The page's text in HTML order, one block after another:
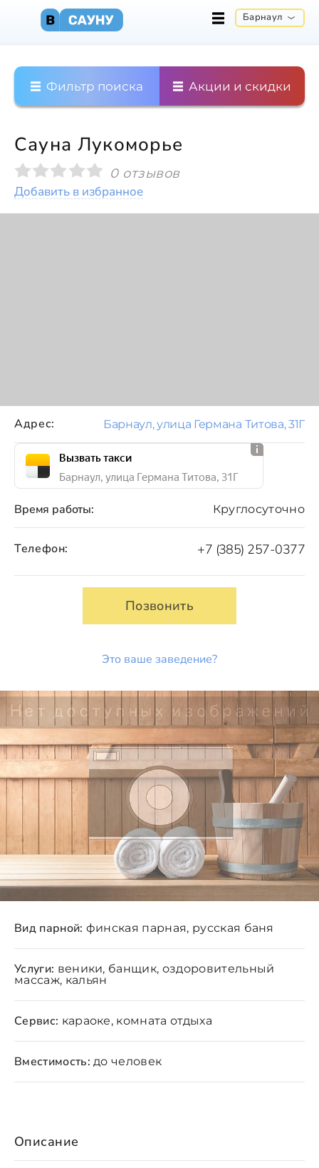
Барнаул
Фильтр поиска Акции и скидки
Сауна Лукоморье
0 отзывов
Добавить в избранное
Время работы: Круглосуточно
Телефон: +7 (385) 257-0377
Позвонить
Это ваше заведение?
Адрес: Барнаул, улица Германа Титова, 31Г
Вызвать такси
Барнаул, улица Германа Титова, 31Г
Описание
Вид парной: финская парная, русская баня
Услуги: веники, банщик, оздоровительный
массаж, кальян
Сервис: караоке, комната отдыха
Вместимость: до человек